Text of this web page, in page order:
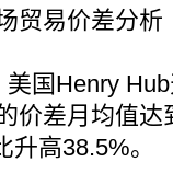
易价差分析
Henry Hub
价差月均值
升高38.5%。